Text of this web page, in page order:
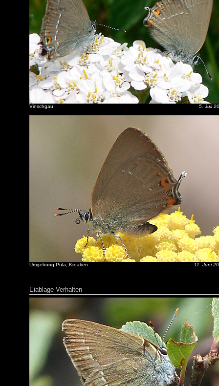
Vinschgau 5. Juli
Umgebung Pula, Kroatien 11. Juni
Eiablage-Verhalten